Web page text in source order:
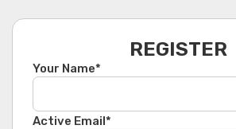
REGISTER
Your Name*
Active Email*